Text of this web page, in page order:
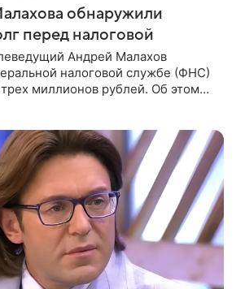
обнаружили
перед налоговой
Андрей Малахов
налоговой службе (ФНС)
миллионов рублей. Об этом